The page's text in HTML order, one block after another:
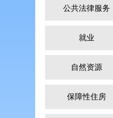
公共法律服务
就业
自然资源
保障性住房